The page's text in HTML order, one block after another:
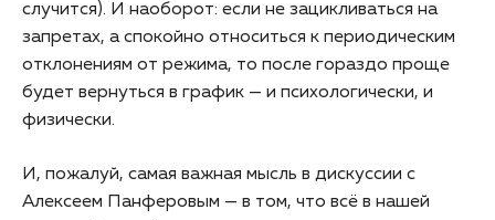
случится). И наоборот: если не зацикливаться на
запретах, а спокойно относиться к периодическим
отклонениям от режима, то после гораздо проще
будет вернуться в график — и психологически, и
физически.
И, пожалуй, самая важная мысль в дискуссии с
Алексеем Панферовым — в том, что всё в нашей